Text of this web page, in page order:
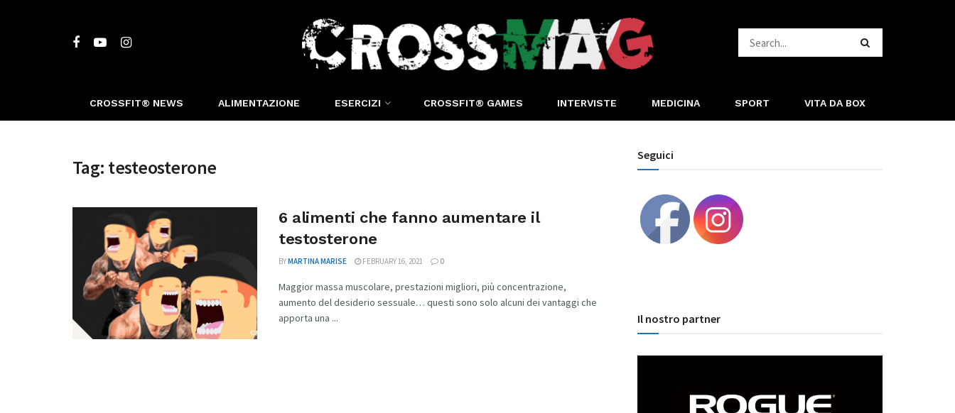
CROSSFIT® NEWS ALIMENTAZIONE ESERCIZI CROSSFIT® GAMES INTERVISTE MEDICINA SPORT VITA DA BOX
Tag: testeosterone
6 alimenti che fanno aumentare il
testosterone
BYMARTINA MARISE FEBRUARY 16, 2021 0
Maggior massa muscolare, prestazioni migliori, più concentrazione,
aumento del desiderio sessuale… questi sono solo alcuni dei vantaggi che
apporta una ...
Seguici
Il nostro partner